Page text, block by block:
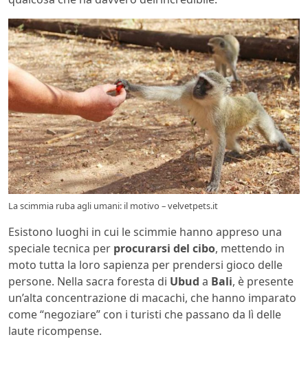
La scimmia ruba agli umani: il motivo – velvetpets.it
Esistono luoghi in cui le scimmie hanno appreso una
speciale tecnica per procurarsi del cibo, mettendo in
moto tutta la loro sapienza per prendersi gioco delle
persone. Nella sacra foresta di Ubud a Bali, è presente
un’alta concentrazione di macachi, che hanno imparato
come “negoziare” con i turisti che passano da lì delle
laute ricompense.